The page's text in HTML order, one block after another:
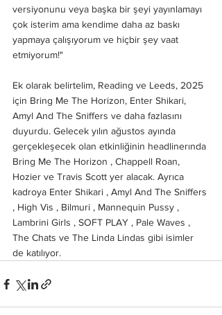
versiyonunu veya başka bir şeyi yayınlamayı
çok isterim ama kendime daha az baskı
yapmaya çalışıyorum ve hiçbir şey vaat
etmiyorum!"
Ek olarak belirtelim, Reading ve Leeds, 2025
için Bring Me The Horizon, Enter Shikari,
Amyl And The Sniffers ve daha fazlasını
duyurdu. Gelecek yılın ağustos ayında
gerçekleşecek olan etkinliğinin headlinerında
Bring Me The Horizon , Chappell Roan,
Hozier ve Travis Scott yer alacak. Ayrıca
kadroya Enter Shikari , Amyl And The Sniffers
, High Vis , Bilmuri , Mannequin Pussy ,
Lambrini Girls , SOFT PLAY , Pale Waves ,
The Chats ve The Linda Lindas gibi isimler
de katılıyor.